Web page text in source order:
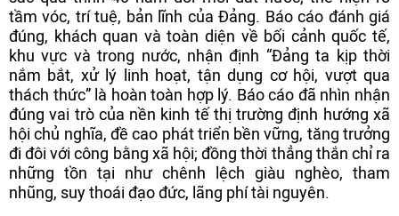
tầm vóc, trí tuệ, bản lĩnh của Đảng. Báo cáo đánh giá
đúng, khách quan và toàn diện về bối cảnh quốc tế,
khu vực và trong nước, nhận định “Đảng ta kịp thời
nắm bắt, xử lý linh hoạt, tận dụng cơ hội, vượt qua
thách thức” là hoàn toàn hợp lý. Báo cáo đã nhìn nhận
đúng vai trò của nền kinh tế thị trường định hướng xã
hội chủ nghĩa, đề cao phát triển bền vững, tăng trưởng
đi đôi với công bằng xã hội; đồng thời thẳng thắn chỉ ra
những tồn tại như chênh lệch giàu nghèo, tham
nhũng, suy thoái đạo đức, lãng phí tài nguyên.